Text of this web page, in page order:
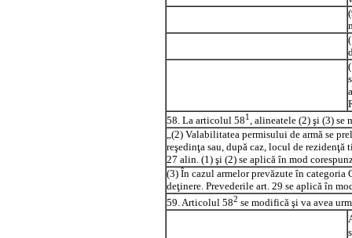
58. La articolul 581 , alineatele (2) şi (3) se
„(2) Valabilitatea permisului de armă se
reşedinţa sau, după caz, locul de
27 alin. (1) şi (2) se aplică în mod
(3) În cazul armelor prevăzute în categoria
deţinere. Prevederile art. 29 se aplică în
59. Articolul 582 se modifică şi va avea